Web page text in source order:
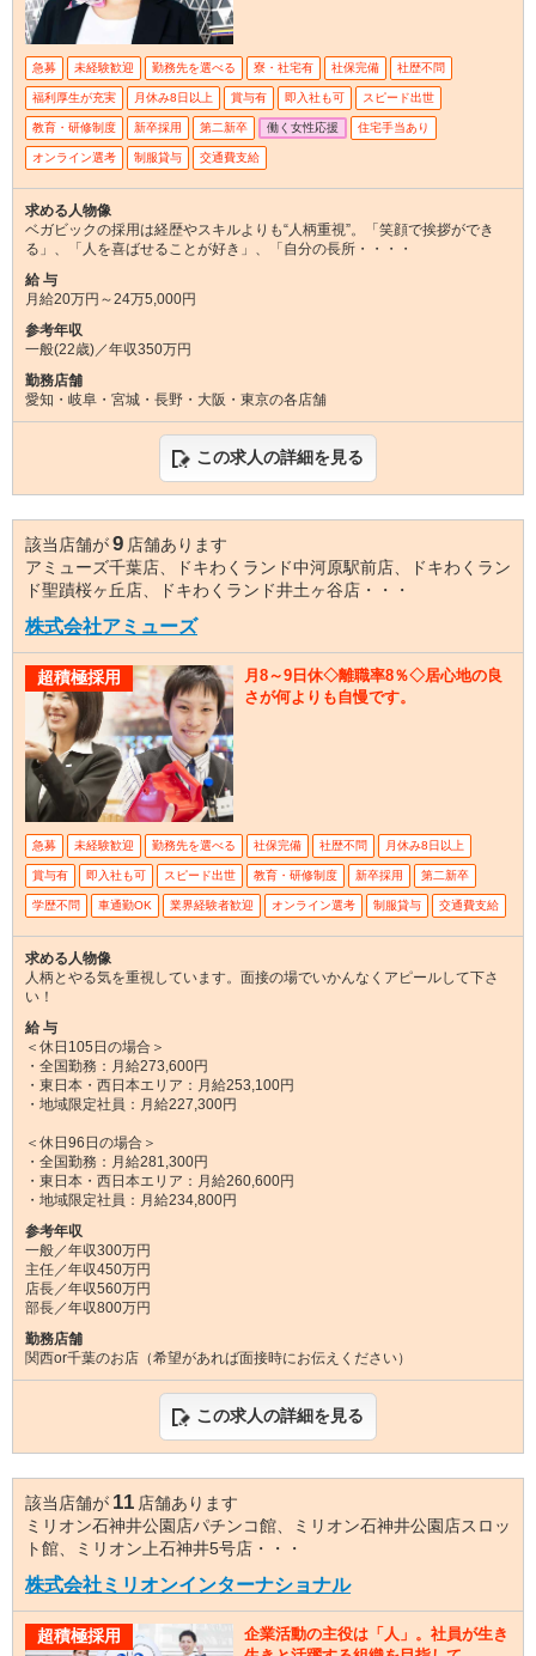
急募 未経験歓迎 勤務先を選べる 寮・社宅有 社保完備 社歴不問
福利厚生が充実 月休み8日以上 賞与有 即入社も可 スピード出世
教育・研修制度 新卒採用 第二新卒 働く女性応援 住宅手当あり
オンライン選考 制服貸与 交通費支給
求める人物像
ベガビックの採用は経歴やスキルよりも“人柄重視”。「笑顔で挨拶ができ
る」、「人を喜ばせることが好き」、「自分の長所・・・・
給 与
月給20万円～24万5,000円
参考年収
一般(22歳)／年収350万円
勤務店舗
愛知・岐阜・宮城・長野・大阪・東京の各店舗
この求人の詳細を見る
該当店舗が9 店舗あります
アミューズ千葉店、ドキわくランド中河原駅前店、ドキわくラン
ド聖蹟桜ヶ丘店、ドキわくランド井土ヶ谷店・・・
株式会社アミューズ
超積極採用
月8～9日休◇離職率8％◇居心地の良
さが何よりも自慢です。
急募 未経験歓迎 勤務先を選べる 社保完備 社歴不問 月休み8日以上
賞与有 即入社も可 スピード出世 教育・研修制度 新卒採用 第二新卒
学歴不問 車通勤OK 業界経験者歓迎 オンライン選考 制服貸与 交通費支給
求める人物像
人柄とやる気を重視しています。面接の場でいかんなくアピールして下さ
い！
給 与
＜休日105日の場合＞
・全国勤務：月給273,600円
・東日本・西日本エリア：月給253,100円
・地域限定社員：月給227,300円
＜休日96日の場合＞
・全国勤務：月給281,300円
・東日本・西日本エリア：月給260,600円
・地域限定社員：月給234,800円
参考年収
一般／年収300万円
主任／年収450万円
店長／年収560万円
部長／年収800万円
勤務店舗
関西or千葉のお店（希望があれば面接時にお伝えください）
この求人の詳細を見る
該当店舗が 11 店舗あります
ミリオン石神井公園店パチンコ館、ミリオン石神井公園店スロッ
ト館、ミリオン上石神井5号店・・・
株式会社ミリオンインターナショナル
超積極採用
企業活動の主役は「人」。社員が生き